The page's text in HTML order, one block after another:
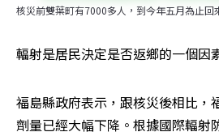
核災前雙葉町有7000多人，到今年五月為止回
輻射是居民決定是否返鄉的一個因
福島縣政府表示，跟核災後相比，
劑量已經大幅下降。根據國際輻射